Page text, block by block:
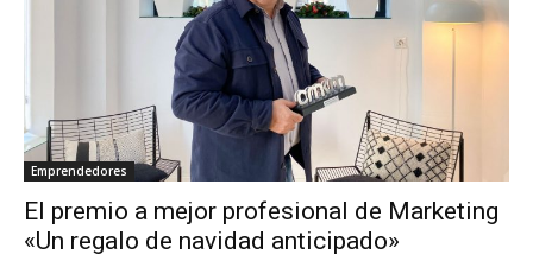
Emprendedores
El premio a mejor profesional de Marketing
«Un regalo de navidad anticipado»